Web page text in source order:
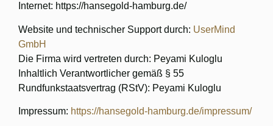
Internet: https://hansegold-hamburg.de/
Website und technischer Support durch: UserMind
GmbH
Die Firma wird vertreten durch: Peyami Kuloglu
Inhaltlich Verantwortlicher gemäß § 55
Rundfunkstaatsvertrag (RStV): Peyami Kuloglu
Impressum: https://hansegold-hamburg.de/impressum/